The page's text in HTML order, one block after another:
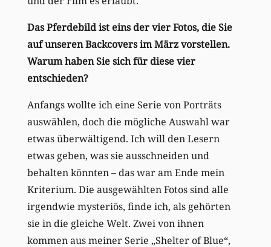
Das Pferdebild ist eins der vier Fotos, die Sie
auf unseren Backcovers im März vorstellen.
Warum haben Sie sich für diese vier
entschieden?
Anfangs wollte ich eine Serie von Porträts
auswählen, doch die mögliche Auswahl war
etwas überwältigend. Ich will den Lesern
etwas geben, was sie ausschneiden und
behalten könnten – das war am Ende mein
Kriterium. Die ausgewählten Fotos sind alle
irgendwie mysteriös, finde ich, als gehörten
sie in die gleiche Welt. Zwei von ihnen
kommen aus meiner Serie „Shelter of Blue“,